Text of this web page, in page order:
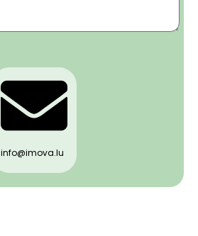
info@imova.lu